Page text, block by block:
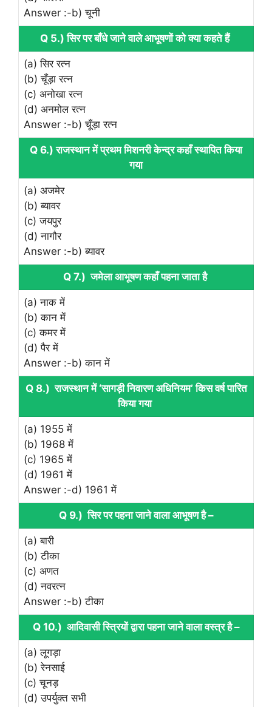
Answer :-b) चूनी
Q 5.) सिर पर बाँधे जाने वाले आभूषणों को क्या कहते हैं
(a) सिर रत्न
(b) चूँड़ा रत्न
(c) अनोखा रत्न
(d) अनमोल रत्न
Answer :-b) चूँड़ा रत्न
Q 6.) राजस्थान में प्रथम मिशनरी केन्द्र कहाँ स्थापित किया
गया
(a) अजमेर
(b) ब्यावर
(c) जयपुर
(d) नागौर
Answer :-b) ब्यावर
Q 7.) जमेला आभूषण कहाँ पहना जाता है
(a) नाक में
(b) कान में
(c) कमर में
(d) पैर में
Answer :-b) कान में
Q 8.) राजस्थान में ‘सागड़ी निवारण अधिनियम’ किस वर्ष पारित
किया गया
(a) 1955 में
(b) 1968 में
(c) 1965 में
(d) 1961 में
Answer :-d) 1961 में
Q 9.) सिर पर पहना जाने वाला आभूषण है –
(a) बारी
(b) टीका
(c) अणत
(d) नवरत्न
Answer :-b) टीका
Q 10.) आदिवासी स्त्रियों द्वारा पहना जाने वाला वस्त्र है –
(a) लूगड़ा
(b) रेनसाई
(c) चूनड़
(d) उपर्युक्त सभी